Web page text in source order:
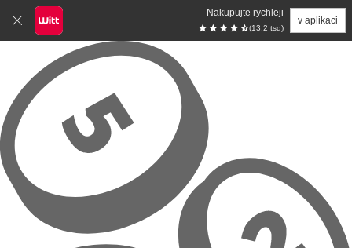
Nakupujte rychleji
(13.2 tsd)
v aplikaci
Přeskočit na hlavní obsah